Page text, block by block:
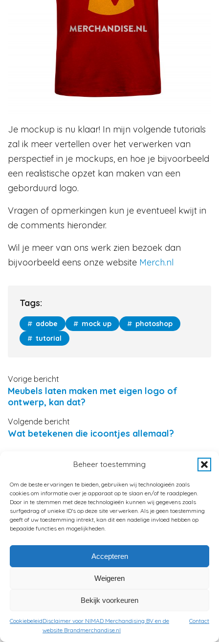
Beheer toestemming
Om de beste ervaringen te bieden, gebruiken wij technologieën zoals
cookies om informatie over je apparaat op te slaan en/of te raadplegen.
Door in te stemmen met deze technologieën kunnen wij gegevens zoals
surfgedrag of unieke ID's op deze site verwerken. Als je geen toestemming
geeft of uw toestemming intrekt, kan dit een nadelige invloed hebben op
bepaalde functies en mogelijkheden.
Accepteren
Weigeren
Bekijk voorkeuren
CookiebeleidDisclaimer voor NIMAD Merchandising BV en de
website Brandmerchandise.nl
Contact
Je mockup is nu klaar! In mijn volgende tutorials
zal ik meer vertellen over het verwerken van
perspectief in je mockups, en hoe je bijvoorbeeld
een realistische opzet kan maken van een
geborduurd logo.
Vragen of opmerkingen kun je eventueel kwijt in
de comments hieronder.
Wil je meer van ons werk zien bezoek dan
bijvoorbeeld eens onze website Merch.nl
Tags:
adobe mock up
photoshop
tutorial
Vorige bericht
Meubels laten maken met eigen logo of
ontwerp, kan dat?
Volgende bericht
Wat betekenen die icoontjes allemaal?
Eén reactie op “Tutorial: hoe maak
ik met Adobe Photoshop een
fotorealistische mockup van een t-
Bestel je kleding, relatiegeschenken of gadgets met
<span class="says">zegt:</span>
[…] kosten voor deze optie bedragen €150,- (excl. BTW).
basis kan dienen voor een offerteaanvraag en […]
IN JE MAILBOX!